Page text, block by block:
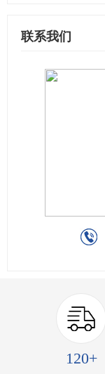
联系我们
120+